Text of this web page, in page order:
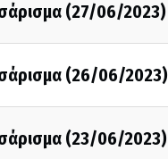
(27/06/2023)
(26/06/2023)
(23/06/2023)